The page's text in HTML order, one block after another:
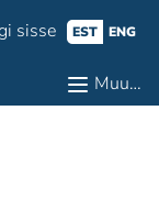
sisse EST ENG
Muu…